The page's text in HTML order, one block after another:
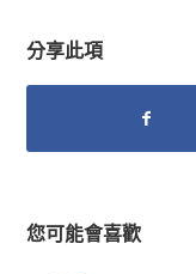
分享此項
您可能會喜歡